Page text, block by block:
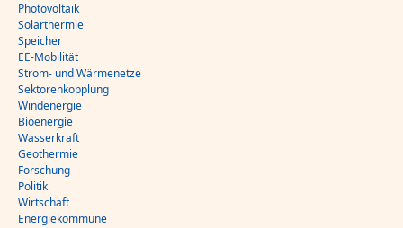
Photovoltaik
Solarthermie
Speicher
EE-Mobilität
Strom- und Wärmenetze
Sektorenkopplung
Windenergie
Bioenergie
Wasserkraft
Geothermie
Forschung
Politik
Wirtschaft
Energiekommune